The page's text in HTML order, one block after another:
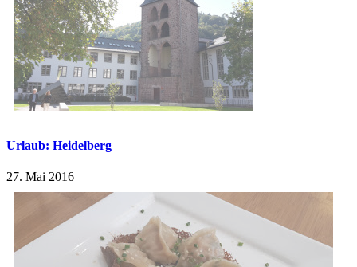
Urlaub: Heidelberg
27. Mai 2016